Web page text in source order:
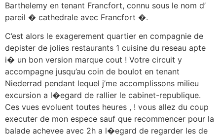
Barthelemy en tenant Francfort, connu sous le nom d’
pareil � cathedrale avec Francfort �.
C’est alors le exagerement quartier en compagnie de
depister de jolies restaurants 1 cuisine du reseau apte
i� un bon version marque cout ! Votre circuit y
accompagne jusqu’au coin de boulot en tenant
Niederrad pendant lequel j’me accomplissons milieu
excursion a l�egard de rallier le cabinet-republique.
Ces vues evoluent toutes heures , ! vous allez du coup
executer de mon espece sauf que recommencer pour la
balade achevee avec 2h a l�egard de regarder les de